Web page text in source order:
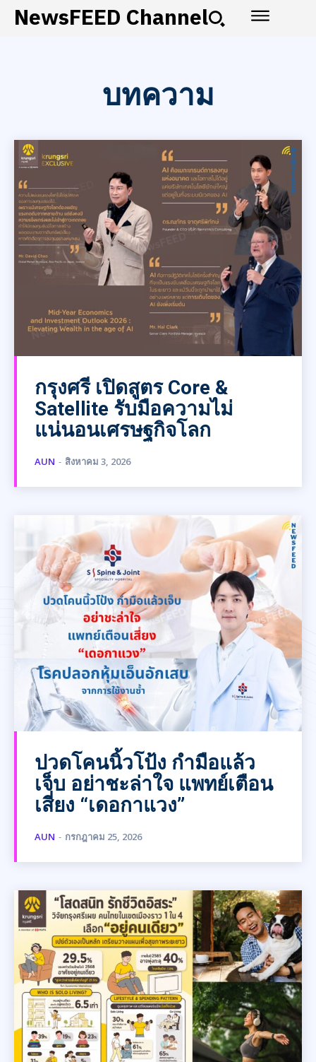
NewsFEED Channel
บทความ
กรุงศรี เปิดสูตร Core &
Satellite รับมือความไม่
แน่นอนเศรษฐกิจโลก
AUN - สิงหาคม 3, 2026
ปวดโคนนิ้วโป้ง กำมือแล้ว
เจ็บ อย่าชะล่าใจ แพทย์เตือน
เสี่ยง “เดอกาแวง”
AUN - กรกฎาคม 25, 2026